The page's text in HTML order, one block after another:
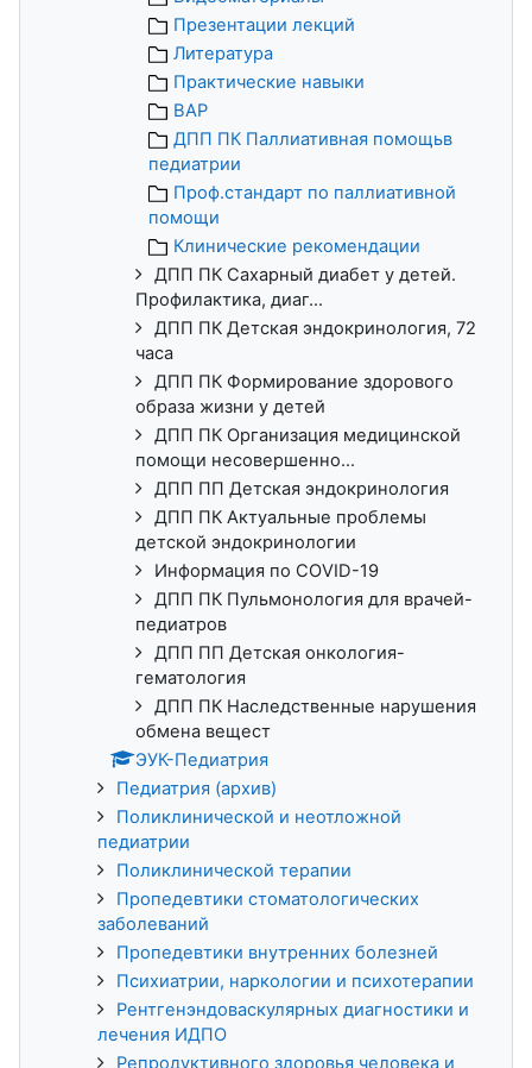
Презентации лекций
Литература
Практические навыки
ВАР
ДПП ПК Паллиативная помощьв
педиатрии
Проф.стандарт по паллиативной
помощи
Клинические рекомендации
ДПП ПК Сахарный диабет у детей.
Профилактика, диаг...
ДПП ПК Детская эндокринология, 72
часа
ДПП ПК Формирование здорового
образа жизни у детей
ДПП ПК Организация медицинской
помощи несовершенно...
ДПП ПП Детская эндокринология
ДПП ПК Актуальные проблемы
детской эндокринологии
Информация по COVID-19
ДПП ПК Пульмонология для врачей-
педиатров
ДПП ПП Детская онкология-
гематология
ДПП ПК Наследственные нарушения
обмена вещест
ЭУК-Педиатрия
Педиатрия (архив)
Поликлинической и неотложной
педиатрии
Поликлинической терапии
Пропедевтики стоматологических
заболеваний
Пропедевтики внутренних болезней
Психиатрии, наркологии и психотерапии
Рентгенэндоваскулярных диагностики и
лечения ИДПО
Репродуктивного здоровья человека и